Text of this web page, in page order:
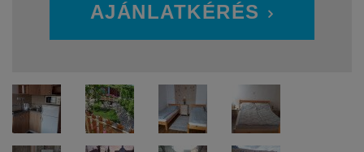
AJÁNLATKÉRÉS